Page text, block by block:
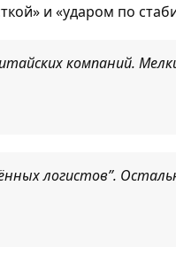
и «ударом по
компаний.
логистов”.